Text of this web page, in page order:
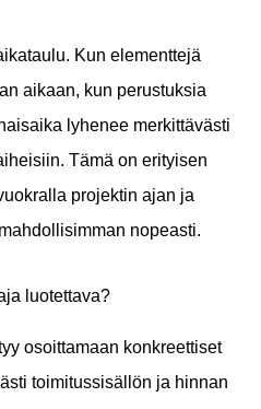
Kun elementtejä
aikaan, kun perustuksia
lyhenee merkittävästi
Tämä on erityisen
projektin ajan ja
nopeasti.
luotettava?
osoittamaan konkreettiset
toimitussisällön ja hinnan